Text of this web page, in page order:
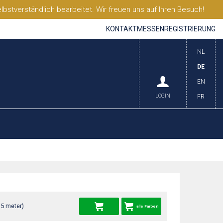
bearbeitet. Wir freuen uns auf Ihren Besuch!
KONTAKTMESSEN REGISTRIERUNG
NL
DE
EN
FR
LOGIN
meter) alle Farben